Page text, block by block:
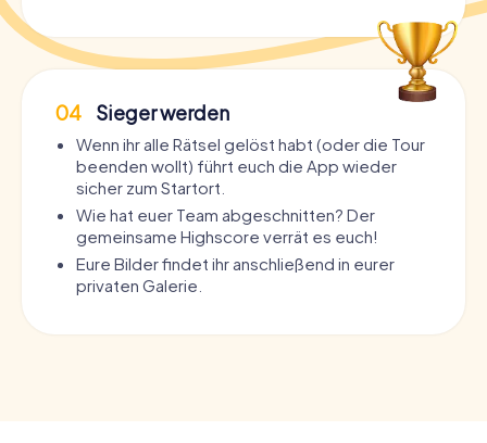
04 Sieger werden
Wenn ihr alle Rätsel gelöst habt (oder die Tour
beenden wollt) führt euch die App wieder
sicher zum Startort.
Wie hat euer Team abgeschnitten? Der
gemeinsame Highscore verrät es euch!
Eure Bilder findet ihr anschließend in eurer
privaten Galerie.